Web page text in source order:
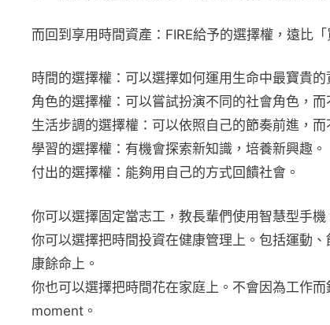
而回到享用時間資產：FIRE給予的選擇權，遠比
時間的選擇權：可以選擇如何運用生命中最寶貴的
角色的選擇權：可以嘗試扮演不同的社會角色，而
生活步調的選擇權：可以依照自己的節奏前進，
學習的選擇權：有機會探索新知識，培養新興趣。
付出的選擇權：能夠用自己的方式回饋社會。
你可以選擇固定當志工，教長輩們使用智慧型手
你可以選擇把時間投資在健康管理上。包括運動
康餘命上。
你也可以選擇把時間花在家庭上。不會因為工作
moment。